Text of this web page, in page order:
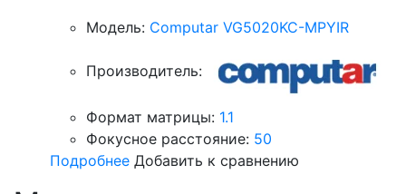
Модель: Computar VG5020KC-MPYIR
Производитель:
Формат матрицы: 1.1
Фокусное расстояние: 50
Подробнее Добавить к сравнению